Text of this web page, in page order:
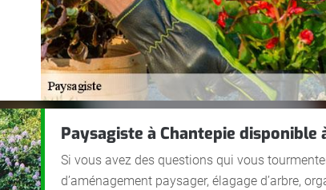
Paysagiste à Chantepie disponible
Si vous avez des questions qui vous
d’aménagement paysager, élagage d’arbre,